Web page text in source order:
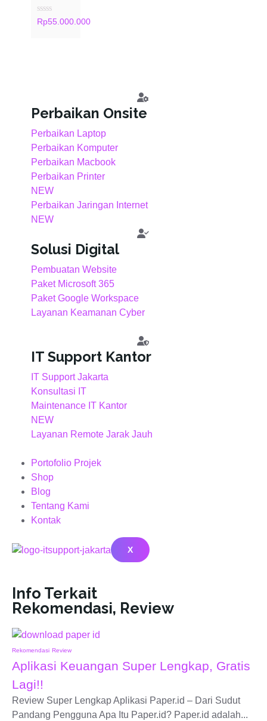
Rated
Rp55.000.000
Perbaikan Onsite
Perbaikan Laptop
Perbaikan Komputer
Perbaikan Macbook
Perbaikan Printer
NEW
Perbaikan Jaringan Internet
NEW
Solusi Digital
Pembuatan Website
Paket Microsoft 365
Paket Google Workspace
Layanan Keamanan Cyber
IT Support Kantor
IT Support Jakarta
Konsultasi IT
Maintenance IT Kantor
NEW
Layanan Remote Jarak Jauh
Portofolio Projek
Shop
Blog
Tentang Kami
Kontak
X
Info Terkait
Rekomendasi, Review
Rekomendasi Review
Aplikasi Keuangan Super Lengkap, Gratis
Lagi!!
Review Super Lengkap Aplikasi Paper.id – Dari Sudut
Pandang Pengguna Apa Itu Paper.id? Paper.id adalah...